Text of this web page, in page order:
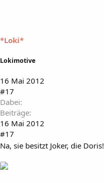
*Loki*
Lokimotive
16 Mai 2012
#17
Dabei
Beiträge
16 Mai 2012
#17
Na, sie besitzt Joker, die Doris!